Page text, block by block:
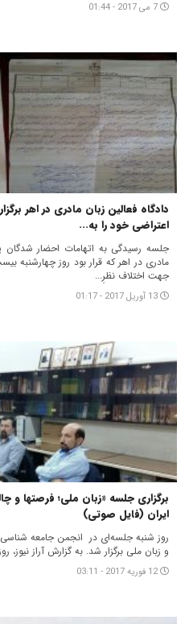
7 می 2017 - 01:44
دادگاه فعالین زبان مادری در اهر
اعتراضی خود را به...
جلسه رسیدگی به اتهامات احضار شدگان
جهت اختلاف نظرِ...
13 آوریل 2017 - 01:17
برگزاری جلسه «زبان ملی؛ فرصتها و
ایران (فایل صوتی)
روز شنبه جلسه‌ای در انجمن جامعه شناسی
و زبان ملی برگزار شد. به گزارش آراز نیوز، روز شنبه 23 بهمن ماه،
12 فوریه 2017 - 03:11